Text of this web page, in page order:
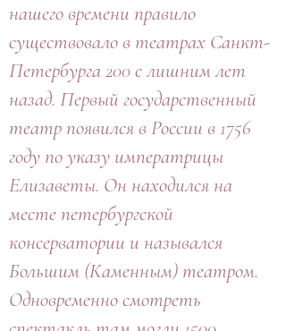
нашего времени правило
существовало в театрах Санкт-
Петербурга 200 с лишним лет
назад. Первый государственный
театр появился в России в 1756
году по указу императрицы
Елизаветы. Он находился на
месте петербургской
консерватории и назывался
Большим (Каменным) театром.
Одновременно смотреть